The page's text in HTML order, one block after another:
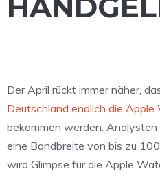
Der April rückt immer näher,
Deutschland endlich die Apple
bekommen werden.
eine Bandbreite von bis zu
wird Glimpse für die Apple